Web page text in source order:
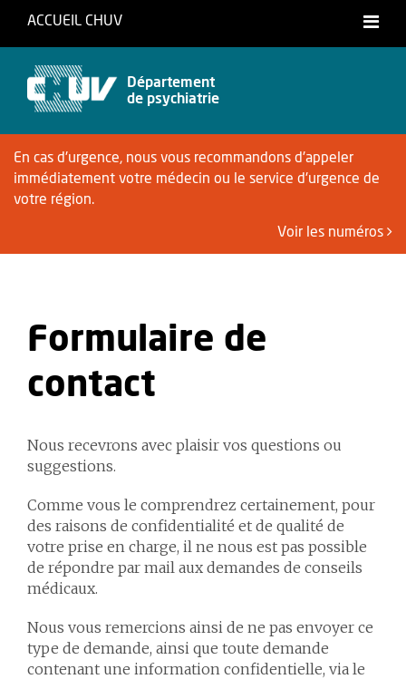
ACCUEIL CHUV
Département
de psychiatrie
En cas d'urgence, nous vous recommandons d'appeler
immédiatement votre médecin ou le service d'urgence de
votre région.
Voir les numéros
Formulaire de
contact
Nous recevrons avec plaisir vos questions ou
suggestions.
Comme vous le comprendrez certainement, pour
des raisons de confidentialité et de qualité de
votre prise en charge, il ne nous est pas possible
de répondre par mail aux demandes de conseils
médicaux.
Nous vous remercions ainsi de ne pas envoyer ce
type de demande, ainsi que toute demande
contenant une information confidentielle, via le